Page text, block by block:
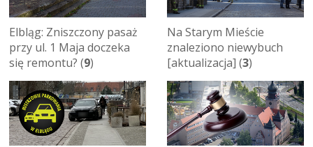
Elbląg: Zniszczony pasaż
przy ul. 1 Maja doczeka
się remontu? (9)
Na Starym Mieście
znaleziono niewybuch
[aktualizacja] (3)